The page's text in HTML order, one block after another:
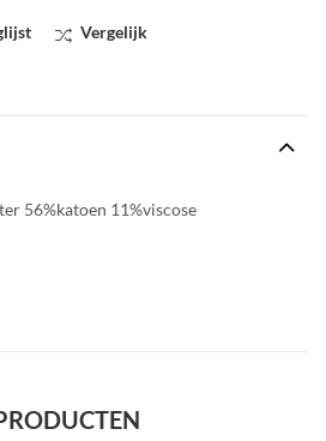
Vergelijk
56%katoen 11%viscose